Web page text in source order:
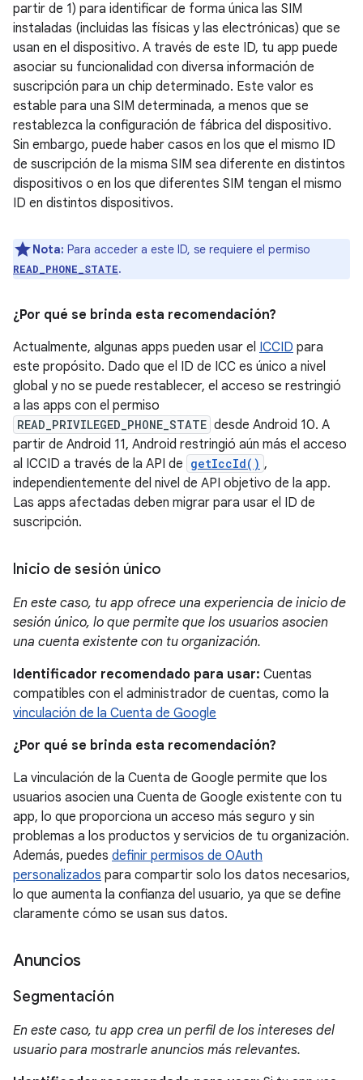
partir de 1) para identificar de forma única las SIM
instaladas (incluidas las físicas y las electrónicas) que se
usan en el dispositivo. A través de este ID, tu app puede
asociar su funcionalidad con diversa información de
suscripción para un chip determinado. Este valor es
estable para una SIM determinada, a menos que se
restablezca la configuración de fábrica del dispositivo.
Sin embargo, puede haber casos en los que el mismo ID
de suscripción de la misma SIM sea diferente en distintos
dispositivos o en los que diferentes SIM tengan el mismo
ID en distintos dispositivos.
Nota: Para acceder a este ID, se requiere el permiso
READ_PHONE_STATE.
¿Por qué se brinda esta recomendación?
Actualmente, algunas apps pueden usar el ICCID para
este propósito. Dado que el ID de ICC es único a nivel
global y no se puede restablecer, el acceso se restringió
a las apps con el permiso
READ_PRIVILEGED_PHONE_STATE desde Android 10. A
partir de Android 11, Android restringió aún más el acceso
al ICCID a través de la API de getIccId() ,
independientemente del nivel de API objetivo de la app.
Las apps afectadas deben migrar para usar el ID de
suscripción.
Inicio de sesión único
En este caso, tu app ofrece una experiencia de inicio de
sesión único, lo que permite que los usuarios asocien
una cuenta existente con tu organización.
Identificador recomendado para usar: Cuentas
compatibles con el administrador de cuentas, como la
vinculación de la Cuenta de Google
¿Por qué se brinda esta recomendación?
La vinculación de la Cuenta de Google permite que los
usuarios asocien una Cuenta de Google existente con tu
app, lo que proporciona un acceso más seguro y sin
problemas a los productos y servicios de tu organización.
Además, puedes definir permisos de OAuth
personalizados para compartir solo los datos necesarios,
lo que aumenta la confianza del usuario, ya que se define
claramente cómo se usan sus datos.
Anuncios
Segmentación
En este caso, tu app crea un perfil de los intereses del
usuario para mostrarle anuncios más relevantes.